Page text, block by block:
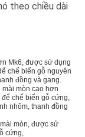
theo chiều dài
Mk6, được sử dụng
chế biến gỗ nguyên
đồng và gang.
mòn cao hơn
chế biến gỗ cứng,
nhôm, thanh đồng
mòn, được sử
cứng,